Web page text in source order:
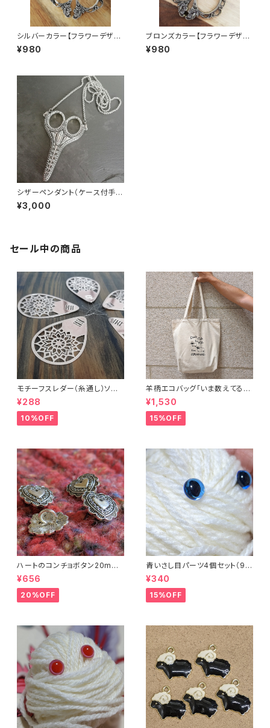
シルバーカラー【フラワーデザイ
ンアンティーク風シザー】手芸用
はさみ
¥980
ブロンズカラー【フラワーデザイ
ンアンティーク風シザー】手芸用
はさみ
¥980
シザーペンダント（ケース付手芸
用ハサミ）
¥3,000
セール中の商品
モチーフスレダー（糸通し）ソー
イング小物
¥288
10%OFF
羊柄エコバッグ「いま数えてるか
ら話しかけないで」キャンバスト
ートバッグ
¥1,530
15%OFF
ハートのコンチョボタン20mm
（4個入り）
¥656
20%OFF
青いさし目パーツ4個セット（9m
m）（プラスチックドールアイ）
¥340
15%OFF